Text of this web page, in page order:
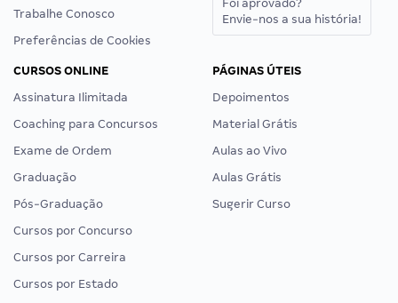
Trabalhe Conosco
Preferências de Cookies
Foi aprovado?
Envie-nos a sua história!
CURSOS ONLINE
Assinatura Ilimitada
Coaching para Concursos
Exame de Ordem
Graduação
Pós-Graduação
Cursos por Concurso
Cursos por Carreira
Cursos por Estado
PÁGINAS ÚTEIS
Depoimentos
Material Grátis
Aulas ao Vivo
Aulas Grátis
Sugerir Curso